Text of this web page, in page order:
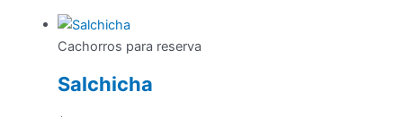
Cachorros para reserva
Salchicha